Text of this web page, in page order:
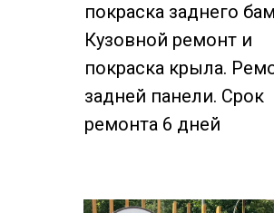
покраска заднего
Кузовной ремонт и
покраска крыла.
задней панели. Срок
ремонта 6 дней